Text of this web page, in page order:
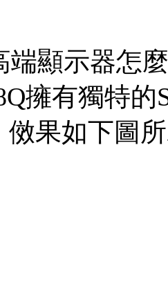
端顯示器怎
擁有獨特
傚果如下圖